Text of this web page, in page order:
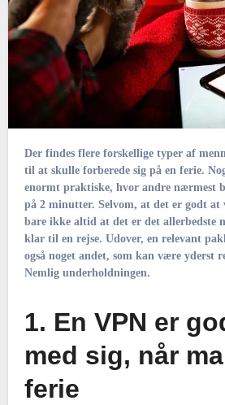
Der findes flere forskellige typer af mennesker, når det kommer
til at skulle forberede sig på en ferie.
enormt praktiske, hvor andre nærmest
på 2 minutter. Selvom, at det er godt at
bare ikke altid at det er det allerbedste
klar til en rejse. Udover, en relevant
også noget andet, som kan være yderst
Nemlig underholdningen.
1. En VPN er
med sig, når
ferie